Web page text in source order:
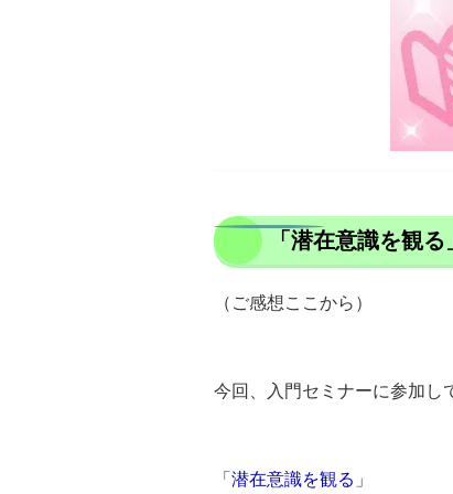
「潜在意識を観
（ご感想ここから）
今回、入門セミナーに参加し
「 潜在意識を観る 」